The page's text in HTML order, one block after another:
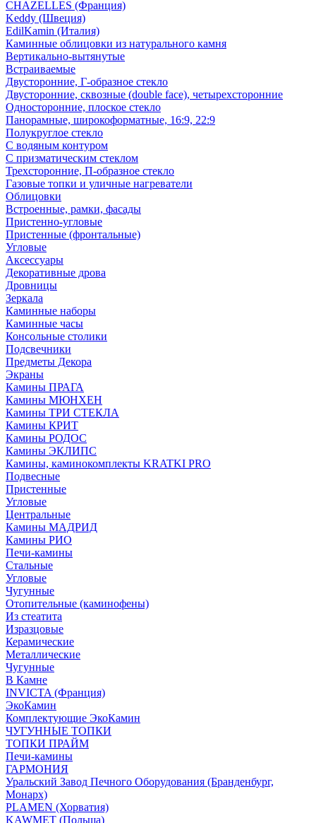
CHAZELLES (Франция)
Keddy (Швеция)
EdilKamin (Италия)
Каминные облицовки из натурального камня
Вертикально-вытянутые
Встраиваемые
Двусторонние, Г-образное стекло
Двусторонние, сквозные (double face), четырехсторонние
Односторонние, плоское стекло
Панорамные, широкоформатные, 16:9, 22:9
Полукруглое стекло
С водяным контуром
С призматическим стеклом
Трехсторонние, П-образное стекло
Газовые топки и уличные нагреватели
Облицовки
Встроенные, рамки, фасады
Пристенно-угловые
Пристенные (фронтальные)
Угловые
Аксессуары
Декоративные дрова
Дровницы
Зеркала
Каминные наборы
Каминные часы
Консольные столики
Подсвечники
Предметы Декора
Экраны
Камины ПРАГА
Камины МЮНХЕН
Камины ТРИ СТЕКЛА
Камины КРИТ
Камины РОДОС
Камины ЭКЛИПС
Камины, каминокомплекты KRATKI PRO
Подвесные
Пристенные
Угловые
Центральные
Камины МАДРИД
Камины РИО
Печи-камины
Стальные
Угловые
Чугунные
Отопительные (каминофены)
Из стеатита
Изразцовые
Керамические
Металлические
Чугунные
В Камне
INVICTA (Франция)
ЭкоКамин
Комплектующие ЭкоКамин
ЧУГУННЫЕ ТОПКИ
ТОПКИ ПРАЙМ
Печи-камины
ГАРМОНИЯ
Уральский Завод Печного Оборудования (Бранденбург,
Монарх)
PLAMEN (Хорватия)
KAWMET (Польша)